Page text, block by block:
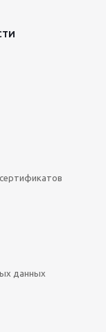
данных